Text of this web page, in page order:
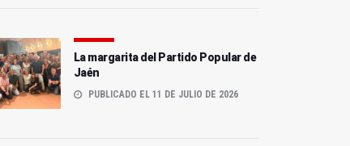
La margarita del Partido Popular de
Jaén
PUBLICADO EL 11 DE JULIO DE 2026